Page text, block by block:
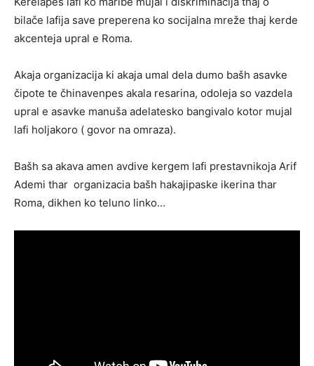
bilače lafija save preperena ko socijalna mreže thaj kerde
akcenteja upral e Roma.
Akaja organizacija ki akaja umal dela dumo bašh asavke
čipote te čhinavenpes akala resarina, odoleja so vazdela
upral e asavke manuša adelatesko bangivalo kotor mujal
lafi holjakoro ( govor na omraza).
Bašh sa akava amen avdive kergem lafi prestavnikoja Arif
Ademi thar organizacia bašh hakajipaske ikerina thar
Roma, dikhen ko teluno linko…